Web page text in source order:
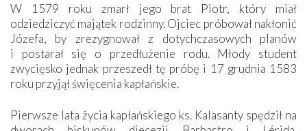
W 1579 roku zmarł jego brat Piotr, który miał
odziedziczyć majątek rodzinny. Ojciec próbował nakłonić
Józefa, by zrezygnował z dotychczasowych planów
i postarał się o przedłużenie rodu. Młody student
zwycięsko jednak przeszedł tę próbę i 17 grudnia 1583
roku przyjął święcenia kapłańskie.
Pierwsze lata życia kapłańskiego ks. Kalasanty spędził na